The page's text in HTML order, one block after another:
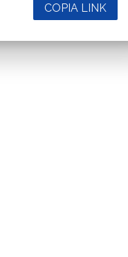
COPIA LINK